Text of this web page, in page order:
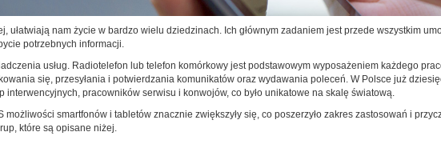
ułatwiają nam życie w bardzo wielu dziedzinach. Ich głównym zadaniem jest przede wszystkim
potrzebnych informacji.
usług. Radiotelefon lub telefon komórkowy jest podstawowym wyposażeniem każdego
się, przesyłania i potwierdzania komunikatów oraz wydawania poleceń. W Polsce już
pracowników serwisu i konwojów, co było unikatowe na skalę światową.
smartfonów i tabletów znacznie zwiększyły się, co poszerzyło zakres zastosowań i
które są opisane niżej.